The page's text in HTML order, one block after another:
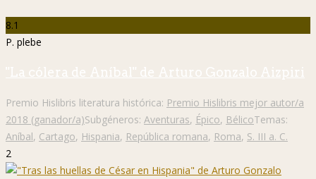
8.1
P. plebe
"La cólera de Aníbal" de Arturo Gonzalo Aizpiri
Premio Hislibris literatura histórica: Premio Hislibris mejor autor/a
2018 (ganador/a)Subgéneros: Aventuras, Épico, BélicoTemas:
Aníbal, Cartago, Hispania, República romana, Roma, S. III a. C.
2